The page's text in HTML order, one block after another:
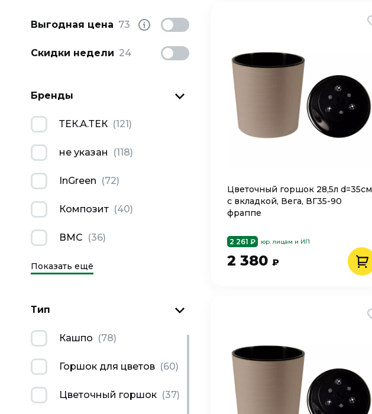
Выгодная цена 73
Скидки недели 24
Бренды
ТЕК.А.ТЕК (121)
не указан (118)
InGreen (72)
Композит (40)
ВМС (36)
Показать ещё
Тип
Кашпо (78)
Горшок для цветов (60)
Цветочный горшок (37)
Цветочный горшок 28,5л d=35см
с вкладкой, Вега, ВГ35-90
фраппе
2 261 ₽ юр. лицам и ИП
2 380 ₽